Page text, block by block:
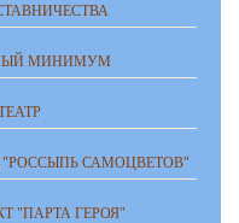
МИНИМУМ
САМОЦВЕТОВ"
"ПАРТА ГЕРОЯ"